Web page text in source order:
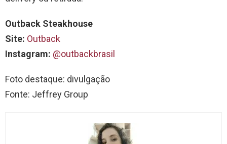
Outback Steakhouse
Site: Outback
Instagram: @outbackbrasil
Foto destaque: divulgação
Fonte: Jeffrey Group